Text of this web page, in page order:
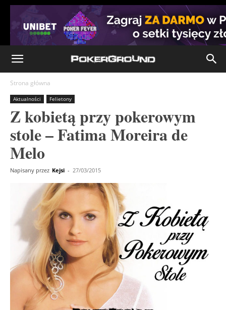
Strona główna
Aktualności Felietony
Z kobietą przy pokerowym
stole – Fatima Moreira de
Melo
Napisany przez Kejsi - 27/03/2015